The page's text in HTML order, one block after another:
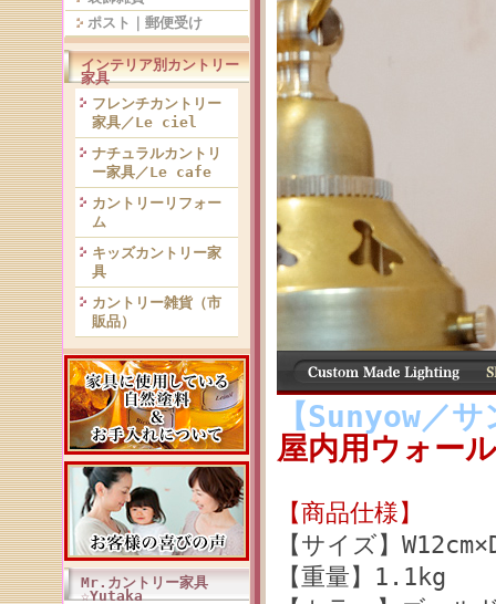
ポスト｜郵便受け
インテリア別カントリー
家具
フレンチカントリー
家具／Le ciel
ナチュラルカントリ
ー家具／Le cafe
カントリーリフォー
ム
キッズカントリー家
具
カントリー雑貨（市
販品）
Mr.カントリー家具
☆Yutaka
【Sunyow／
屋内用ウォー
【商品仕様】
【サイズ】
【重量】1.1kg